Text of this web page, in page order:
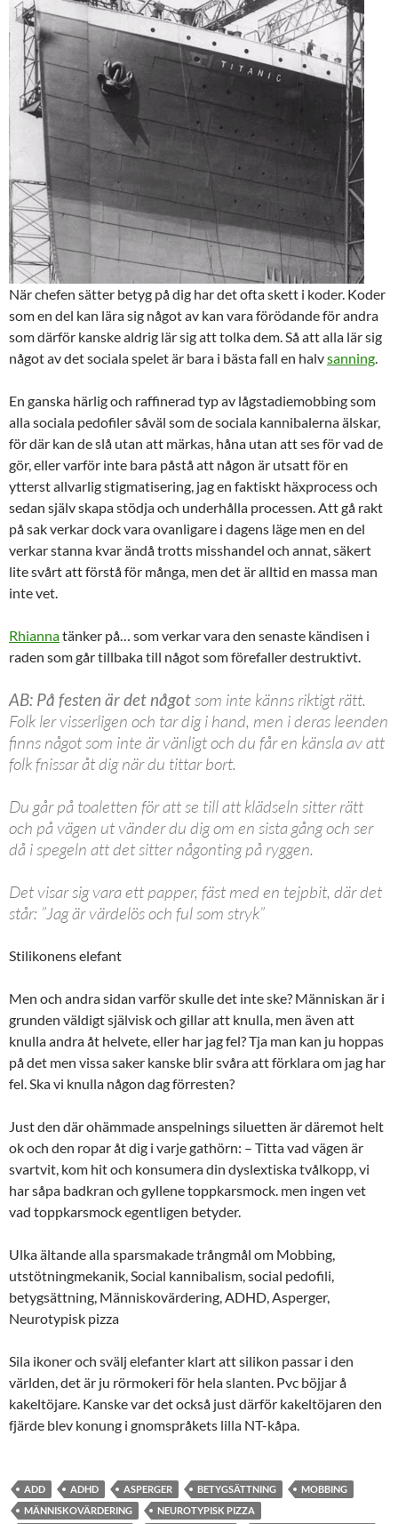
När chefen sätter betyg på dig har det ofta skett i koder. Koder
som en del kan lära sig något av kan vara förödande för andra
som därför kanske aldrig lär sig att tolka dem. Så att alla lär sig
något av det sociala spelet är bara i bästa fall en halvsanning.
En ganska härlig och raffinerad typ av lågstadiemobbing som
alla sociala pedofiler såväl som de sociala kannibalerna älskar,
för där kan de slå utan att märkas, håna utan att ses för vad de
gör, eller varför inte bara påstå att någon är utsatt för en
ytterst allvarlig stigmatisering, jag en faktiskt häxprocess och
sedan själv skapa stödja och underhålla processen. Att gå rakt
på sak verkar dock vara ovanligare i dagens läge men en del
verkar stanna kvar ändå trotts misshandel och annat, säkert
lite svårt att förstå för många, men det är alltid en massa man
inte vet.
Rhiannatänker på… som verkar vara den senaste kändisen i
raden som går tillbaka till något som förefaller destruktivt.
AB: På festen är det någotsom inte känns riktigt rätt.
Folk ler visserligen och tar dig i hand, men i deras leenden
finns något som inte är vänligt och du får en känsla av att
folk fnissar åt dig när du tittar bort.
Du går på toaletten för att se till att klädseln sitter rätt
och på vägen ut vänder du dig om en sista gång och ser
då i spegeln att det sitter någonting på ryggen.
Det visar sig vara ett papper, fäst med en tejpbit, där det
står: ”Jag är värdelös och ful som stryk”
Stilikonens elefant
Men och andra sidan varför skulle det inte ske? Människan är i
grunden väldigt självisk och gillar att knulla, men även att
knulla andra åt helvete, eller har jag fel? Tja man kan ju hoppas
på det men vissa saker kanske blir svåra att förklara om jag har
fel. Ska vi knulla någon dag förresten?
Just den där ohämmade anspelnings siluetten är däremot helt
ok och den ropar åt dig i varje gathörn: – Titta vad vägen är
svartvit, kom hit och konsumera din dyslextiska tvålkopp, vi
har såpa badkran och gyllene toppkarsmock. men ingen vet
vad toppkarsmock egentligen betyder.
Ulka ältande alla sparsmakade trångmål om Mobbing,
utstötningmekanik, Social kannibalism, social pedofili,
betygsättning, Människovärdering, ADHD, Asperger,
Neurotypisk pizza
Sila ikoner och svälj elefanter klart att silikon passar i den
världen, det är ju rörmokeri för hela slanten. Pvc böjjar å
kakeltöjare. Kanske var det också just därför kakeltöjaren den
fjärde blev konung i gnomspråkets lilla NT-kåpa.
ADD ADHD ASPERGER BETYGSÄTTNING
MOBBING
MÄNNISKOVÄRDERING
NEUROTYPISK PIZZA